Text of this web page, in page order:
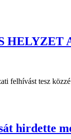
HELYZET
felhívást tesz
hirdette